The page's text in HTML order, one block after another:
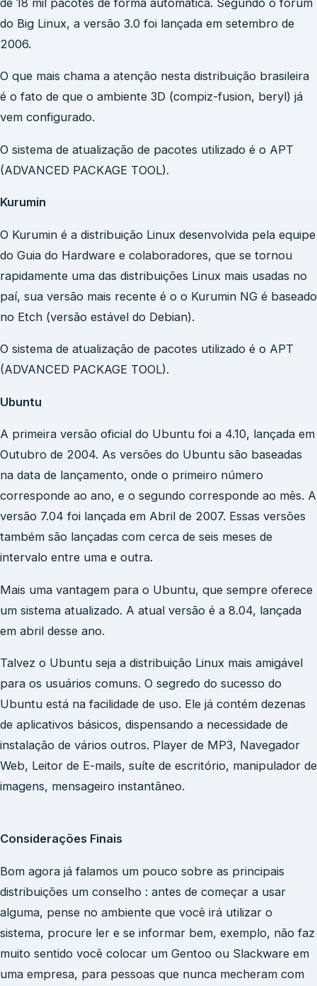
do Big Linux, a versão 3.0 foi lançada em setembro de
2006.
O que mais chama a atenção nesta distribuição brasileira
é o fato de que o ambiente 3D (compiz-fusion, beryl) já
vem configurado.
O sistema de atualização de pacotes utilizado é o APT
(ADVANCED PACKAGE TOOL).
Kurumin
O Kurumin é a distribuição Linux desenvolvida pela equipe
do Guia do Hardware e colaboradores, que se tornou
rapidamente uma das distribuições Linux mais usadas no
paí, sua versão mais recente é o o Kurumin NG é baseado
no Etch (versão estável do Debian).
O sistema de atualização de pacotes utilizado é o APT
(ADVANCED PACKAGE TOOL).
Ubuntu
A primeira versão oficial do Ubuntu foi a 4.10, lançada em
Outubro de 2004. As versões do Ubuntu são baseadas
na data de lançamento, onde o primeiro número
corresponde ao ano, e o segundo corresponde ao mês. A
versão 7.04 foi lançada em Abril de 2007. Essas versões
também são lançadas com cerca de seis meses de
intervalo entre uma e outra.
Mais uma vantagem para o Ubuntu, que sempre oferece
um sistema atualizado. A atual versão é a 8.04, lançada
em abril desse ano.
Talvez o Ubuntu seja a distribuição Linux mais amigável
para os usuários comuns. O segredo do sucesso do
Ubuntu está na facilidade de uso. Ele já contém dezenas
de aplicativos básicos, dispensando a necessidade de
instalação de vários outros. Player de MP3, Navegador
Web, Leitor de E-mails, suíte de escritório, manipulador de
imagens, mensageiro instantâneo.
Considerações Finais
Bom agora já falamos um pouco sobre as principais
distribuições um conselho : antes de começar a usar
alguma, pense no ambiente que você irá utilizar o
sistema, procure ler e se informar bem, exemplo, não faz
muito sentido você colocar um Gentoo ou Slackware em
uma empresa, para pessoas que nunca mecheram com